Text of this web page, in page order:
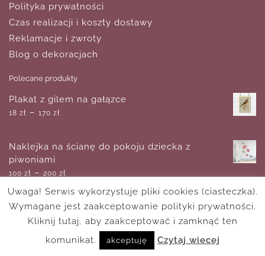
Polityka prywatności
Czas realizacji i koszty dostawy
Reklamacje i zwroty
Blog o dekoracjach
Polecane produkty
Plakat z gilem na gałązce
18 zł – 170 zł
Naklejka na ścianę do pokoju dziecka z
piwoniami
100 zł – 200 zł
Reprodukcja obrazu - Jane Eyre
zł–1,570 zł
Uwaga! Serwis wykorzystuje pliki cookies (ciasteczka).
Wymagane jest zaakceptowanie polityki prywatności.
Kliknij tutaj, aby zaakceptować i zamknąć ten
komunikat.
akceptuję Czytaj wiecej